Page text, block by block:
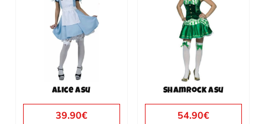
Alice asu
39.90€
useampi
muunnelma.
Shamrock asu
54.90€